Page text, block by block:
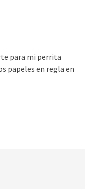
para mi perrita
papeles en regla en